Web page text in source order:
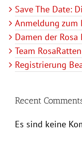
Save The Date:
Anmeldung zum
Damen der
Team
Registrierung
Recent
Es sind keine